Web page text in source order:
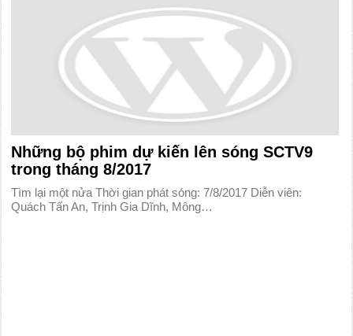
Những bộ phim dự kiến lên sóng SCTV9
trong tháng 8/2017
Tìm lại một nửa Thời gian phát sóng: 7/8/2017 Diễn viên:
Quách Tấn An, Trịnh Gia Dĩnh, Mông…